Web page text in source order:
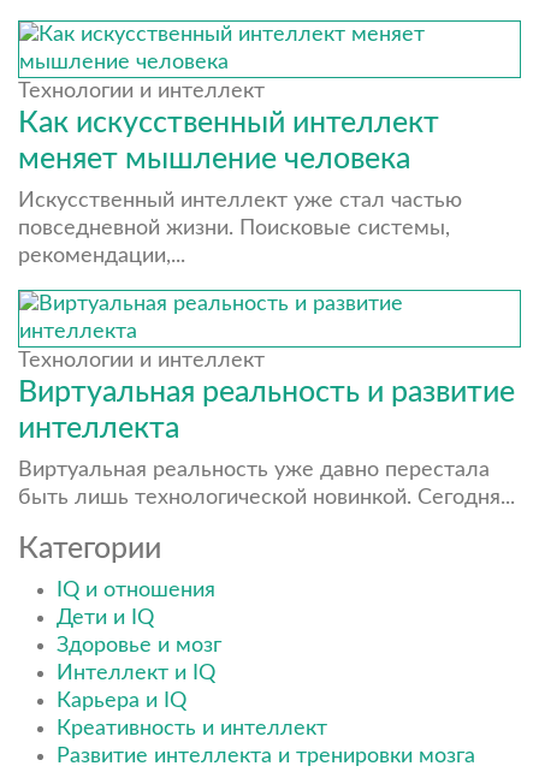
Технологии и интеллект
Как искусственный интеллект
меняет мышление человека
Искусственный интеллект уже стал частью
повседневной жизни. Поисковые системы,
рекомендации,...
Технологии и интеллект
Виртуальная реальность и развитие
интеллекта
Виртуальная реальность уже давно перестала
быть лишь технологической новинкой. Сегодня...
Категории
IQ и отношения
Дети и IQ
Здоровье и мозг
Интеллект и IQ
Карьера и IQ
Креативность и интеллект
Развитие интеллекта и тренировки мозга